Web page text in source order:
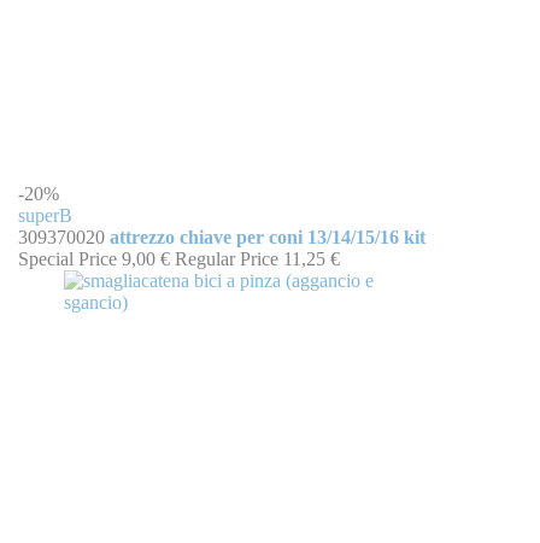
-20%
superB
309370020 attrezzo chiave per coni 13/14/15/16 kit
Special Price 9,00 € Regular Price 11,25 €